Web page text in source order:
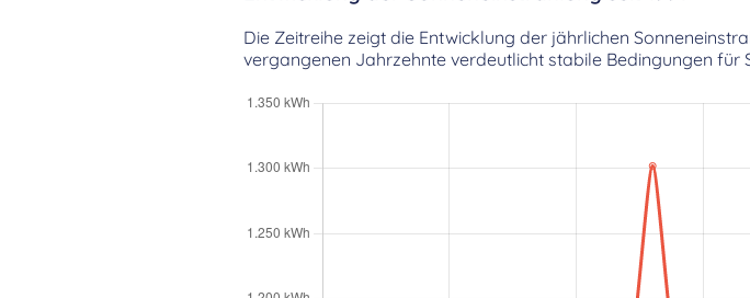
Die Zeitreihe zeigt die Entwicklung der jährlichen
vergangenen Jahrzehnte verdeutlicht stabile Bedingungen für